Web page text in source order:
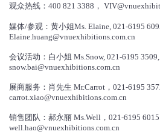
观众热线：400 821 3388，
媒体/参观：黄小姐Ms. Elaine, 021-6195
Elaine.huang@vnuexhibitions.com.cn
会议活动：白小姐 Ms.Snow, 021-6195 3509,
snow.bai@vnuexhibitions.com.cn
展商服务：肖先生 Mr.Carrot，021-6195
carrot.xiao@vnuexhibitions.com.cn
销售团队：郝永丽 Ms.Well，021-6195 6015
well.hao@vnuexhibitions.com.cn